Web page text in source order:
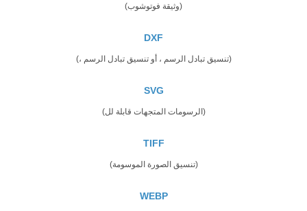
(وثيقة فوتوشوب)
DXF
(تنسيق تبادل الرسم ، أو تنسيق تبادل الرسم ،)
SVG
(الرسومات المتجهات قابلة لل)
TIFF
(تنسيق الصورة الموسومة)
WEBP